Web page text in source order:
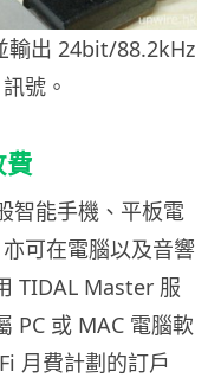
出 24bit/88.2kHz
號。
費
智能手機、平板電
可在電腦以及音響
TIDAL Master 服
PC 或 MAC 電腦軟
月費計劃的訂戶